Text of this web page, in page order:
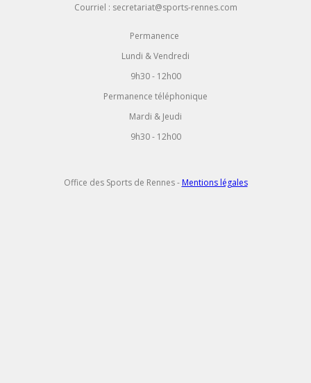
Courriel : secretariat@sports-rennes.com
Permanence
Lundi & Vendredi
9h30 - 12h00
Permanence téléphonique
Mardi & Jeudi
9h30 - 12h00
Office des Sports de Rennes - Mentions légales